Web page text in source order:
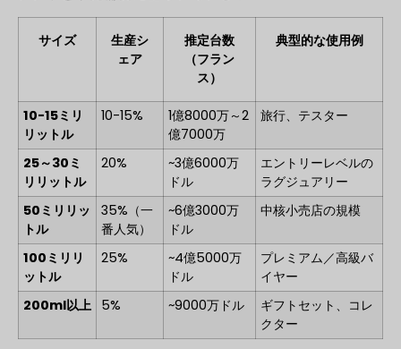
サイズ
生産シ
ェア
推定台数
（フラン
ス）
典型的な使用例
10-15ミリ
リットル
10-15%
1億8000万～2
億7000万
旅行、テスター
25～30ミ
リリットル
20%
~3億6000万
ドル
エントリーレベルの
ラグジュアリー
50ミリリッ
トル
35%（一
番人気）
~6億3000万
ドル
中核小売店の規模
100ミリリ
ットル
25%
~4億5000万
ドル
プレミアム／高級バ
イヤー
200ml以上 5% ~9000万ドル
ギフトセット、コレ
クター